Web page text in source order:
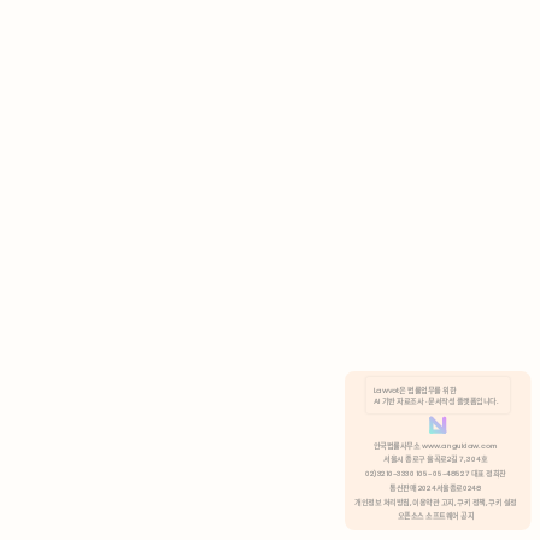
분석 쿠키 허용
Lawvot은 법률업무를 위한
AI 기반 자료조사 · 문서작성 플랫폼입니다.
안국법률사무소 www.anguklaw.com
서울시 종로구 율곡로2길 7, 304호
02)3210-3330 105-05-48527 대표 정희찬
통신판매 2024서울종로0248
개인정보 처리방침, 이용약관 고지, 쿠키 정책, 쿠키 설정
오픈소스 소프트웨어 공지